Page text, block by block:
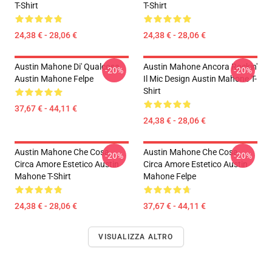
T-Shirt
24,38 € - 28,06 €
T-Shirt
24,38 € - 28,06 €
Austin Mahone Di' Qualcosa.
Austin Mahone Felpe
37,67 € - 44,11 €
-20%
Austin Mahone Ancora Rockin'
Il Mic Design Austin Mahone T-
Shirt
24,38 € - 28,06 €
-20%
Austin Mahone Che Cosa
Circa Amore Estetico Austin
Mahone T-Shirt
24,38 € - 28,06 €
-20%
Austin Mahone Che Cosa
Circa Amore Estetico Austin
Mahone Felpe
37,67 € - 44,11 €
-20%
VISUALIZZA ALTRO